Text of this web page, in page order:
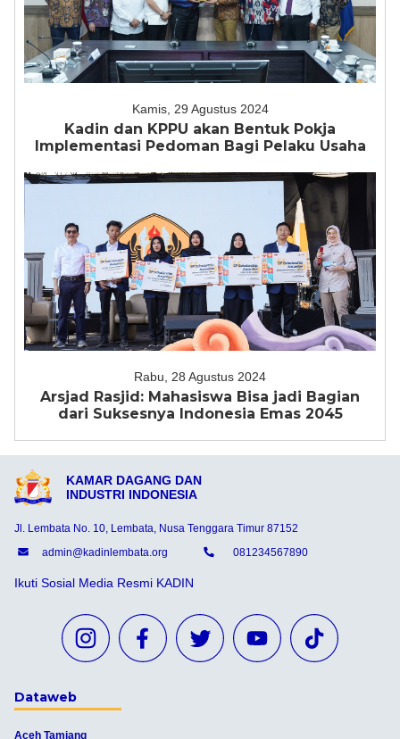
Kamis, 29 Agustus 2024
Kadin dan KPPU akan Bentuk Pokja
Implementasi Pedoman Bagi Pelaku Usaha
Rabu, 28 Agustus 2024
Arsjad Rasjid: Mahasiswa Bisa jadi Bagian
dari Suksesnya Indonesia Emas 2045
KAMAR DAGANG DAN
INDUSTRI INDONESIA
Jl. Lembata No. 10, Lembata, Nusa Tenggara Timur 87152
admin@kadinlembata.org
081234567890
Ikuti Sosial Media Resmi KADIN
Dataweb
Aceh Tamiang